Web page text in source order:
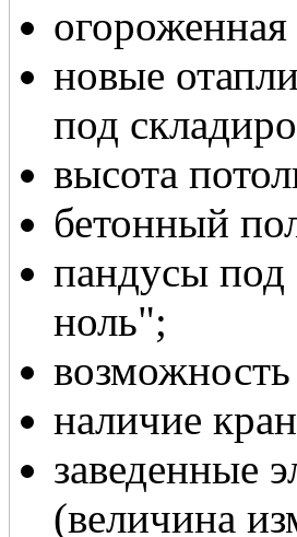
новые
под
высота
бетонный
пандусы под
ноль";
наличие
заведенные
(величина